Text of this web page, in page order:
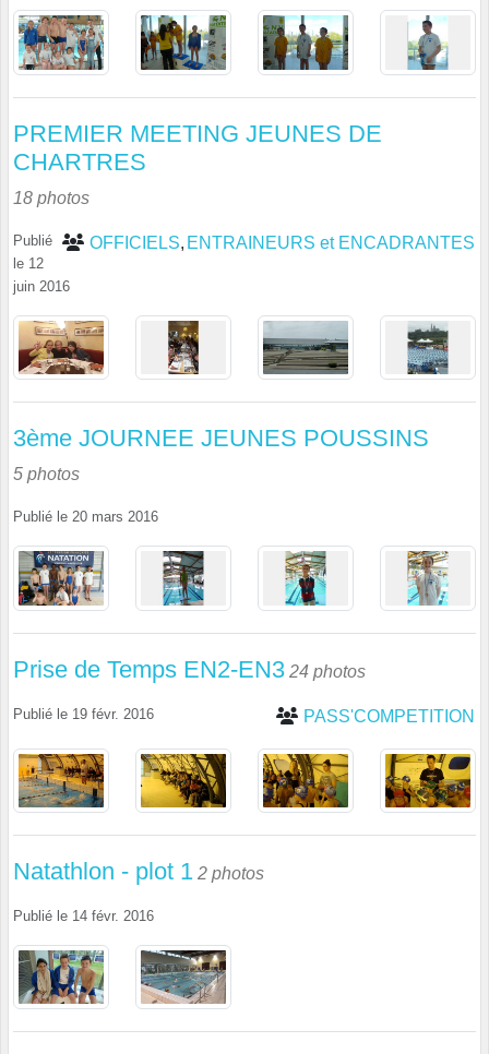
PREMIER MEETING JEUNES DE
CHARTRES
18 photos
OFFICIELS ENTRAINEURS et ENCADRANTES
Publié
le 12
juin 2016
3ème JOURNEE JEUNES POUSSINS
5 photos
Publié le 20 mars 2016
Prise de Temps EN2-EN3 24 photos
PASS'COMPETITION
Publié le 19 févr. 2016
Natathlon - plot 1 2 photos
Publié le 14 févr. 2016